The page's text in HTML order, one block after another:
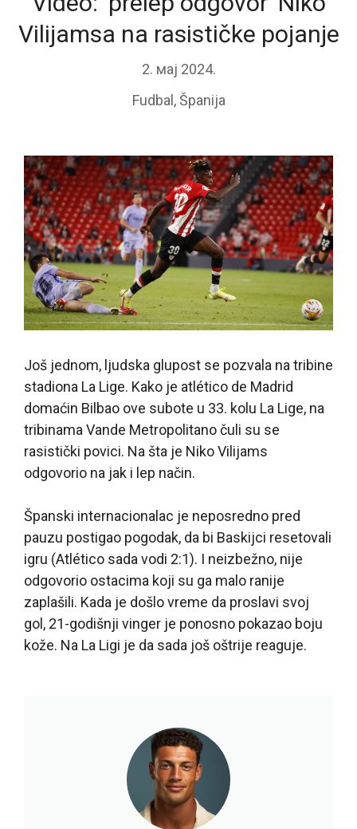
Vilijamsa na rasističke pojanje
2. мај 2024.
Fudbal ,Španija
Još jednom, ljudska glupost se pozvala na tribine
stadiona La Lige. Kako je atlético de Madrid
domaćin Bilbao ove subote u 33. kolu La Lige, na
tribinama Vande Metropolitano čuli su se
rasistički povici. Na šta je Niko Vilijams
odgovorio na jak i lep način.
Španski internacionalac je neposredno pred
pauzu postigao pogodak, da bi Baskijci resetovali
igru (Atlético sada vodi 2:1). I neizbežno, nije
odgovorio ostacima koji su ga malo ranije
zaplašili. Kada je došlo vreme da proslavi svoj
gol, 21-godišnji vinger je ponosno pokazao boju
kože. Na La Ligi je da sada još oštrije reaguje.